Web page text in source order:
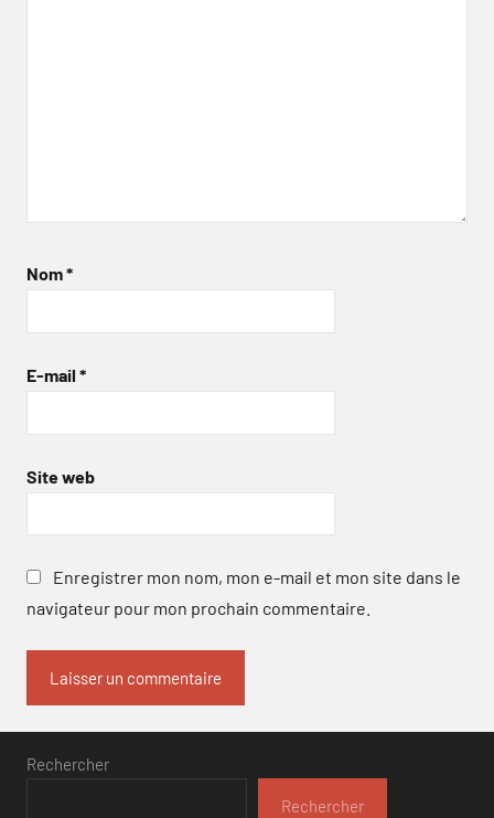
Nom*
E-mail *
Site web
Enregistrer mon nom, mon e-mail et mon site dans le
navigateur pour mon prochain commentaire.
Rechercher
Rechercher